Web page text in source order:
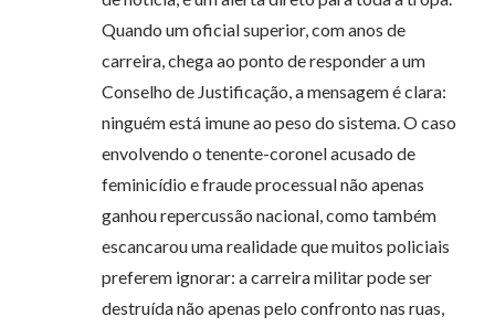
Quando um oficial superior, com anos de
carreira, chega ao ponto de responder a um
Conselho de Justificação, a mensagem é clara:
ninguém está imune ao peso do sistema. O caso
envolvendo o tenente-coronel acusado de
feminicídio e fraude processual não apenas
ganhou repercussão nacional, como também
escancarou uma realidade que muitos policiais
preferem ignorar: a carreira militar pode ser
destruída não apenas pelo confronto nas ruas,